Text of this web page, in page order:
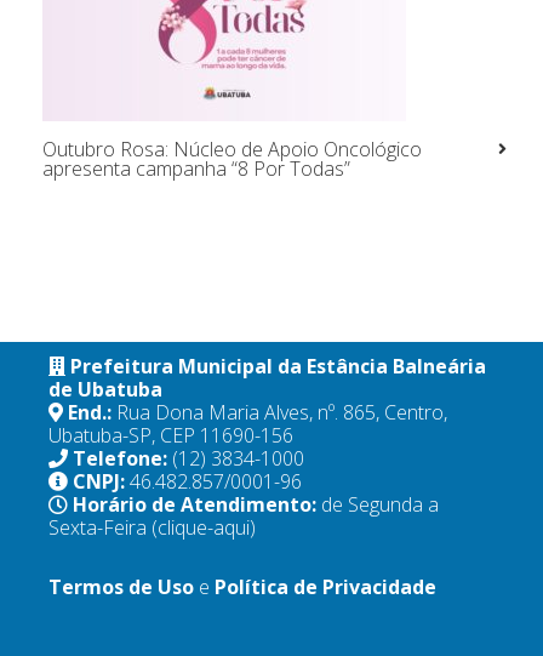
Outubro Rosa: Núcleo de Apoio Oncológico
apresenta campanha “8 Por Todas”
Prefeitura Municipal da Estância Balneária
de Ubatuba
End.: Rua Dona Maria Alves, nº. 865, Centro,
Ubatuba-SP, CEP 11690-156
Telefone: (12) 3834-1000
CNPJ:46.482.857/0001-96
Horário de Atendimento: de Segunda a
Sexta-Feira (clique-aqui)
Termos de Uso e Política de Privacidade